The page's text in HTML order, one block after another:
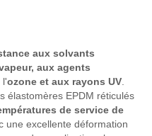
aux solvants
aux agents
l'ozone et aux rayons UV
élastomères EPDM réticulés
de service de
une excellente déformation